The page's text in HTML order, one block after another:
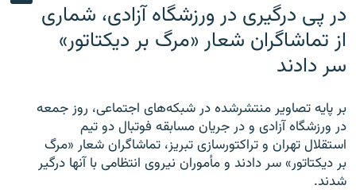
در پی درگیری در ورزشگاه آزادی، شماری
از تماشاگران شعار «مرگ بر دیکتاتور»
سر دادند
بر پایه تصاویر منتشرشده در شبکه‌های اجتماعی، روز جمعه
در ورزشگاه آزادی و در جریان مسابقه فوتبال دو تیم
استقلال تهران و تراکتورسازی تبریز، تماشاگران شعار «مرگ
بر دیکتاتور» سر دادند و مأموران نیروی انتظامی با آنها درگیر
شدند.